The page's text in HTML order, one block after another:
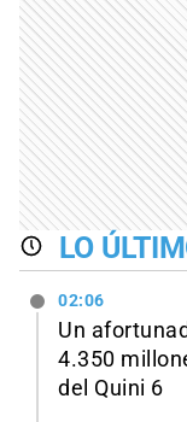
LO
02:06
Un
4.350
del Quini 6